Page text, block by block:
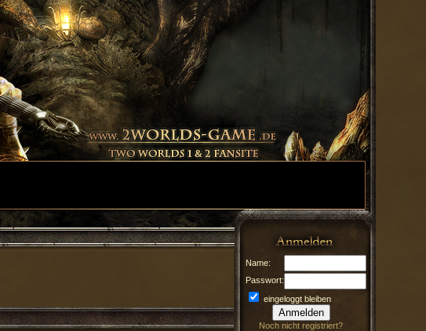
Name:
Passwort:
eingeloggt bleiben
Noch nicht registriert?